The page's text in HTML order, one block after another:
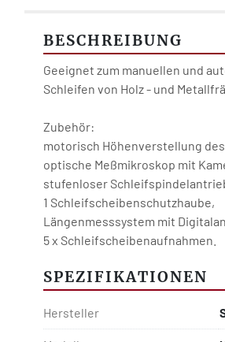
BESCHREIBUNG
Geeignet zum manuellen und
Schleifen von Holz - und
Zubehör:
motorisch Höhenverstellung
optische Meßmikroskop mit
stufenloser
1 Schleifscheibenschutzhaube,
Längenmesssystem mit
5 x Schleifscheibenaufnahmen.
SPEZIFIKATIONEN
Hersteller